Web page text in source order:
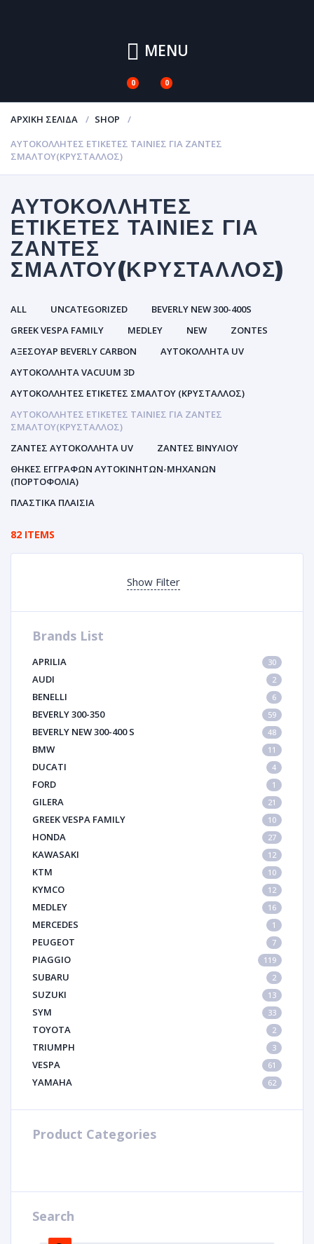
MENU
0 0
ΑΡΧΙΚΉ ΣΕΛΊΔΑ
SHOP
ΑΥΤΟΚΌΛΛΗΤΕΣ ΕΤΙΚΈΤΕΣ ΤΑΙΝΊΕΣ ΓΙΑ ΖΆΝΤΕΣ
ΣΜΆΛΤΟΥ(ΚΡΎΣΤΑΛΛΟΣ)
ΑΥΤΟΚΌΛΛΗΤΕΣ
ΕΤΙΚΈΤΕΣ ΤΑΙΝΊΕΣ ΓΙΑ
ΖΆΝΤΕΣ
ΣΜΆΛΤΟΥ(ΚΡΎΣΤΑΛΛΟΣ)
ALL UNCATEGORIZED
BEVERLY NEW 300-400S
GREEK VESPA FAMILY
MEDLEY NEW
ZONTES
ΑΞΕΣΟΥΑΡ BEVERLY CARBON
ΑΥΤΟΚΌΛΛΗΤΑ UV
ΑΥΤΟΚΌΛΛΗΤΑ VACUUM 3D
ΑΥΤΟΚΌΛΛΗΤΕΣ ΕΤΙΚΈΤΕΣ ΣΜΆΛΤΟΥ (ΚΡΥΣΤΑΛΛΟΣ)
ΑΥΤΟΚΌΛΛΗΤΕΣ ΕΤΙΚΈΤΕΣ ΤΑΙΝΊΕΣ ΓΙΑ ΖΆΝΤΕΣ
ΣΜΆΛΤΟΥ(ΚΡΎΣΤΑΛΛΟΣ)
ΖΆΝΤΕΣ ΑΥΤΟΚΌΛΛΗΤΑ UV
ΖΆΝΤΕΣ ΒΙΝΥΛΊΟΥ
ΘΉΚΕΣ ΕΓΓΡΆΦΩΝ ΑΥΤΟΚΙΝΗΤΩΝ-ΜΗΧΑΝΩΝ
(ΠΟΡΤΟΦΌΛΙΑ)
ΠΛΑΣΤΙΚΆ ΠΛΑΊΣΙΑ
82 ITEMS
Show Filter
Brands List
APRILIA 30
AUDI 2
BENELLI 6
BEVERLY 300-350 59
BEVERLY NEW 300-400 S 48
BMW 11
DUCATI 4
FORD 1
GILERA 21
GREEK VESPA FAMILY 10
HONDA 27
KAWASAKI 12
KTM 10
KYMCO 12
MEDLEY 16
MERCEDES 1
PEUGEOT 7
PIAGGIO 119
SUBARU 2
SUZUKI 13
SYM 33
TOYOTA 2
TRIUMPH 3
VESPA 61
YAMAHA 62
Product Categories
Search